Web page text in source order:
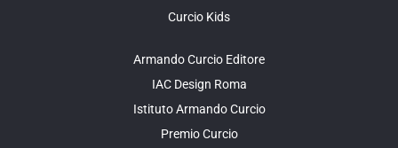
Curcio Kids
Armando Curcio Editore
IAC Design Roma
Istituto Armando Curcio
Premio Curcio